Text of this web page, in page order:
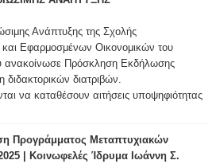
Ανάπτυξης της Σχολής
και Εφαρμοσμένων Οικονομικών του
ανακοίνωσε Πρόσκληση Εκδήλωσης
διατριβών.
να καταθέσουν αιτήσεις υποψηφιότητας
Προγράμματος Μεταπτυχιακών
| Κοινωφελές Ίδρυμα Ιωάννη Σ.